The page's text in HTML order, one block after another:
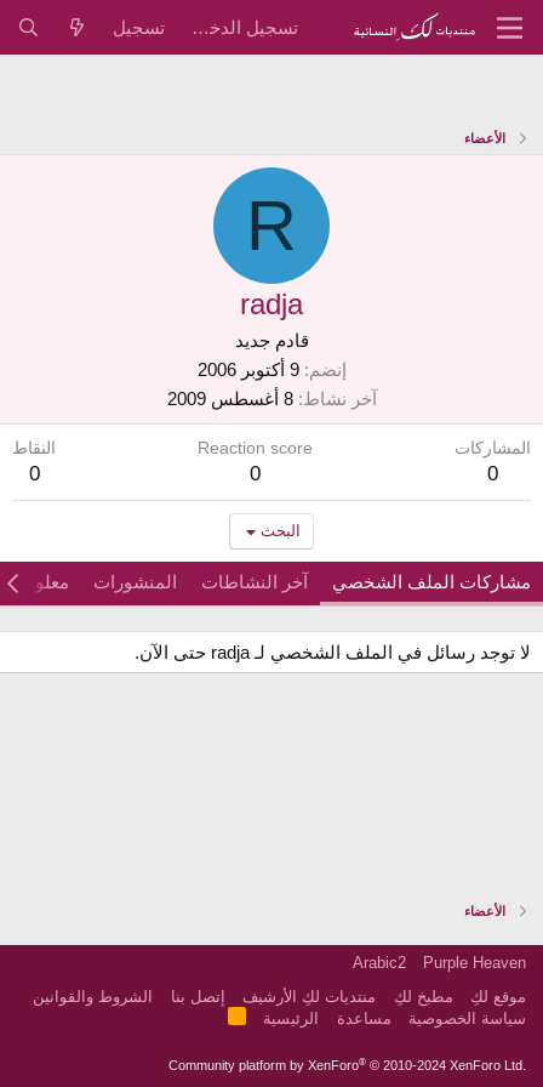
تسجيل الدخول تسجيل
الأعضاء
R
radja
قادم جديد
إنضم
9 أكتوبر 2006
آخر نشاط 8 أغسطس 2009
المشاركات
0
Reaction score
0
النقاط
0
البحث
مشاركات الملف الشخصي آخر النشاطات المنشورات معلومات
لا توجد رسائل في الملف الشخصي لـ radja حتى الآن.
الأعضاء
Purple Heaven
Arabic2
موقع لكِ
مطبخ لكِ منتديات لكِ الأرشيف إتصل بنا
الشروط والقوانين
سياسة الخصوصية
مساعدة الرئيسية
Community platform by XenForo® © 2010-2024 XenForo Ltd.